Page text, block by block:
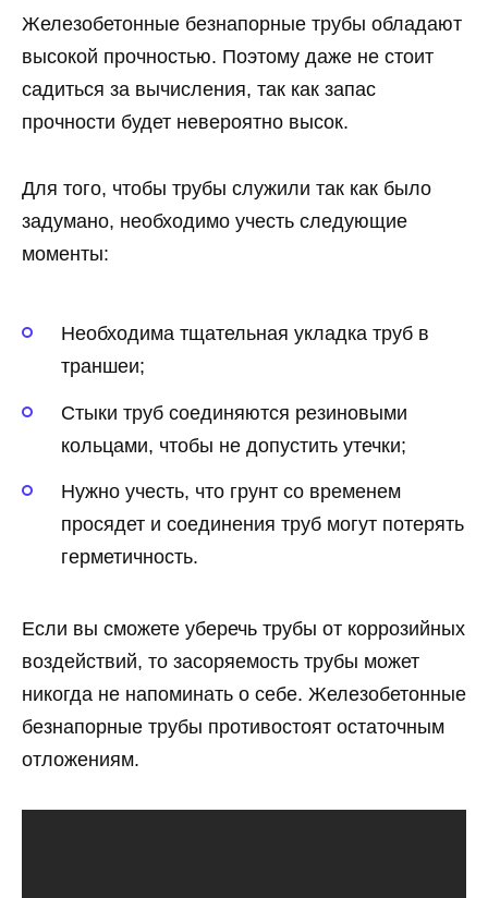
Железобетонные безнапорные трубы обладают
высокой прочностью. Поэтому даже не стоит
садиться за вычисления, так как запас
прочности будет невероятно высок.
Для того, чтобы трубы служили так как было
задумано, необходимо учесть следующие
моменты:
Необходима тщательная укладка труб в
траншеи;
Стыки труб соединяются резиновыми
кольцами, чтобы не допустить утечки;
Нужно учесть, что грунт со временем
просядет и соединения труб могут потерять
герметичность.
Если вы сможете уберечь трубы от коррозийных
воздействий, то засоряемость трубы может
никогда не напоминать о себе. Железобетонные
безнапорные трубы противостоят остаточным
отложениям.